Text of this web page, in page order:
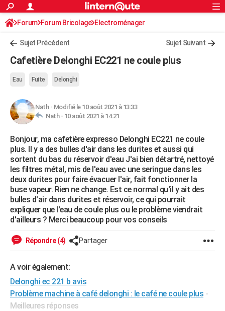
ACTUALITÉS
Politique
Société
Faits Divers
Education
Monde
Villes
+
Essais
Réserver un essai
Citadines
Berlines
SUV
Forum auto
+HIGH-TECH
BRICOLAGE
Forum
Aménagement intérieur
Extérieur
Cuisine
Salle de bains
Jardinage
Rangement
WEEK-END
Guides de France
Escapades
Patrimoine
Expositions
Musées
Week-end nature
+LIFESTYLE
Art de vivre
Bien-être
Loisirs
Mode
Modes de vie
SANTE
Alimentation
Guide de la santé
Maladies
Médicaments
Sommeil
VOYAGE
Destinations
City break
Voyage nature
Voyage de noces
Forum
Climat
PHOTO
BONS PLANS
CARTE DE VOEUX
S'inscrire
Connexion
Forum Forum Bricolage Electroménager
Sujet Précédent Sujet Suivant
Cafetière Delonghi EC221 ne coule plus
Eau Fuite Delonghi
Nath- Modifié le 10 août 2021 à 13:33
Nath - 10 août 2021 à 14:21
Bonjour, ma cafetière expresso Delonghi EC221 ne coule
plus. Il y a des bulles d'air dans les durites et aussi qui
sortent du bas du réservoir d'eau J'ai bien détartré, nettoyé
les filtres métal, mis de l'eau avec une seringue dans les
deux durites pour faire évacuer l'air, fait fonctionner la
buse vapeur. Rien ne change. Est ce normal qu'il y ait des
bulles d'air dans durites et réservoir, ce qui pourrait
expliquer que l'eau de coule plus ou le problème viendrait
d'ailleurs ? Merci beaucoup pour vos conseils
Répondre (4) Partager
A voir également:
Delonghi ec 221 b avis
Problème machine à café delonghi : le café ne coule plus -
Meilleures réponses